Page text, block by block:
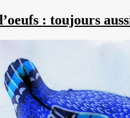
: toujours